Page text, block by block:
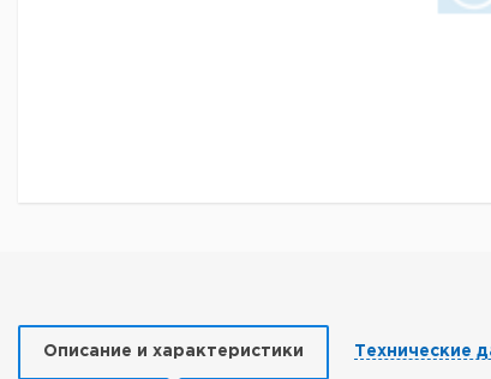
Описание и характеристики Технические